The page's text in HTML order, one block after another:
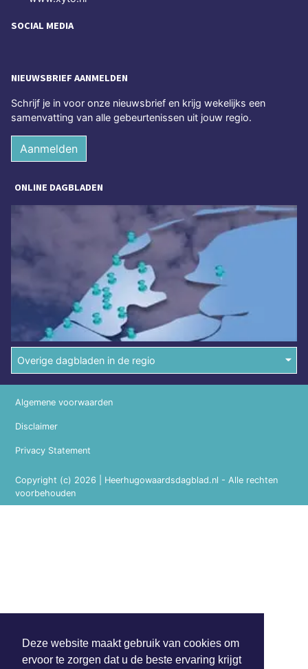
Deze website maakt gebruik van cookies om
ervoor te zorgen dat u de beste ervaring krijgt
SOCIAL MEDIA
NIEUWSBRIEF AANMELDEN
Schrijf je in voor onze nieuwsbrief en krijg wekelijks een
samenvatting van alle gebeurtenissen uit jouw regio.
Aanmelden
ONLINE DAGBLADEN
Overige dagbladen in de regio
Copyright (c) 2026 | Heerhugowaardsdagblad.nl - Alle rechten
voorbehouden
Algemene voorwaarden
Disclaimer
Privacy Statement